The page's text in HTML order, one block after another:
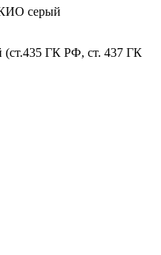
серый
(ст.435 ГК РФ, cт. 437 ГК